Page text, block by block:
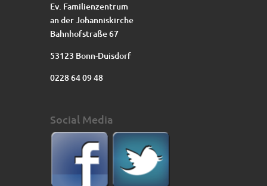
Ev. Familienzentrum
an der Johanniskirche
Bahnhofstraße 67
53123 Bonn-Duisdorf
0228 64 09 48
Social Media